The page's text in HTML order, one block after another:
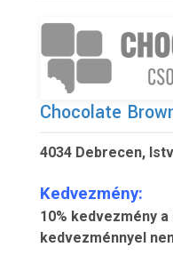
Chocolate
4034 Debrecen,
Kedvezmény:
10% kedvezmény
kedvezménnyel